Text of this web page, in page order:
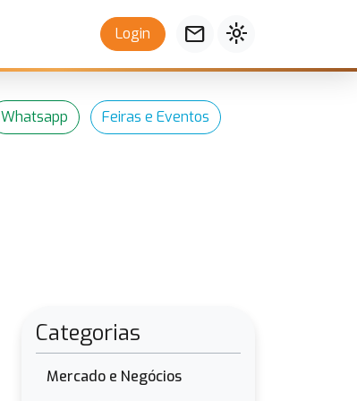
Login mail light_mode
Whatsapp Feiras e Eventos
Categorias
Mercado e Negócios